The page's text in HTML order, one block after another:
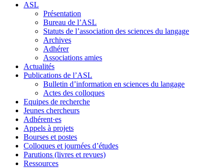
ASL
Présentation
Bureau de l’ASL
Statuts de l’association des sciences du langage
Archives
Adhérer
Associations amies
Actualités
Publications de l’ASL
Bulletin d’information en sciences du langage
Actes des colloques
Equipes de recherche
Jeunes chercheurs
Adhérent·es
Appels à projets
Bourses et postes
Colloques et journées d’études
Parutions (livres et revues)
Ressources